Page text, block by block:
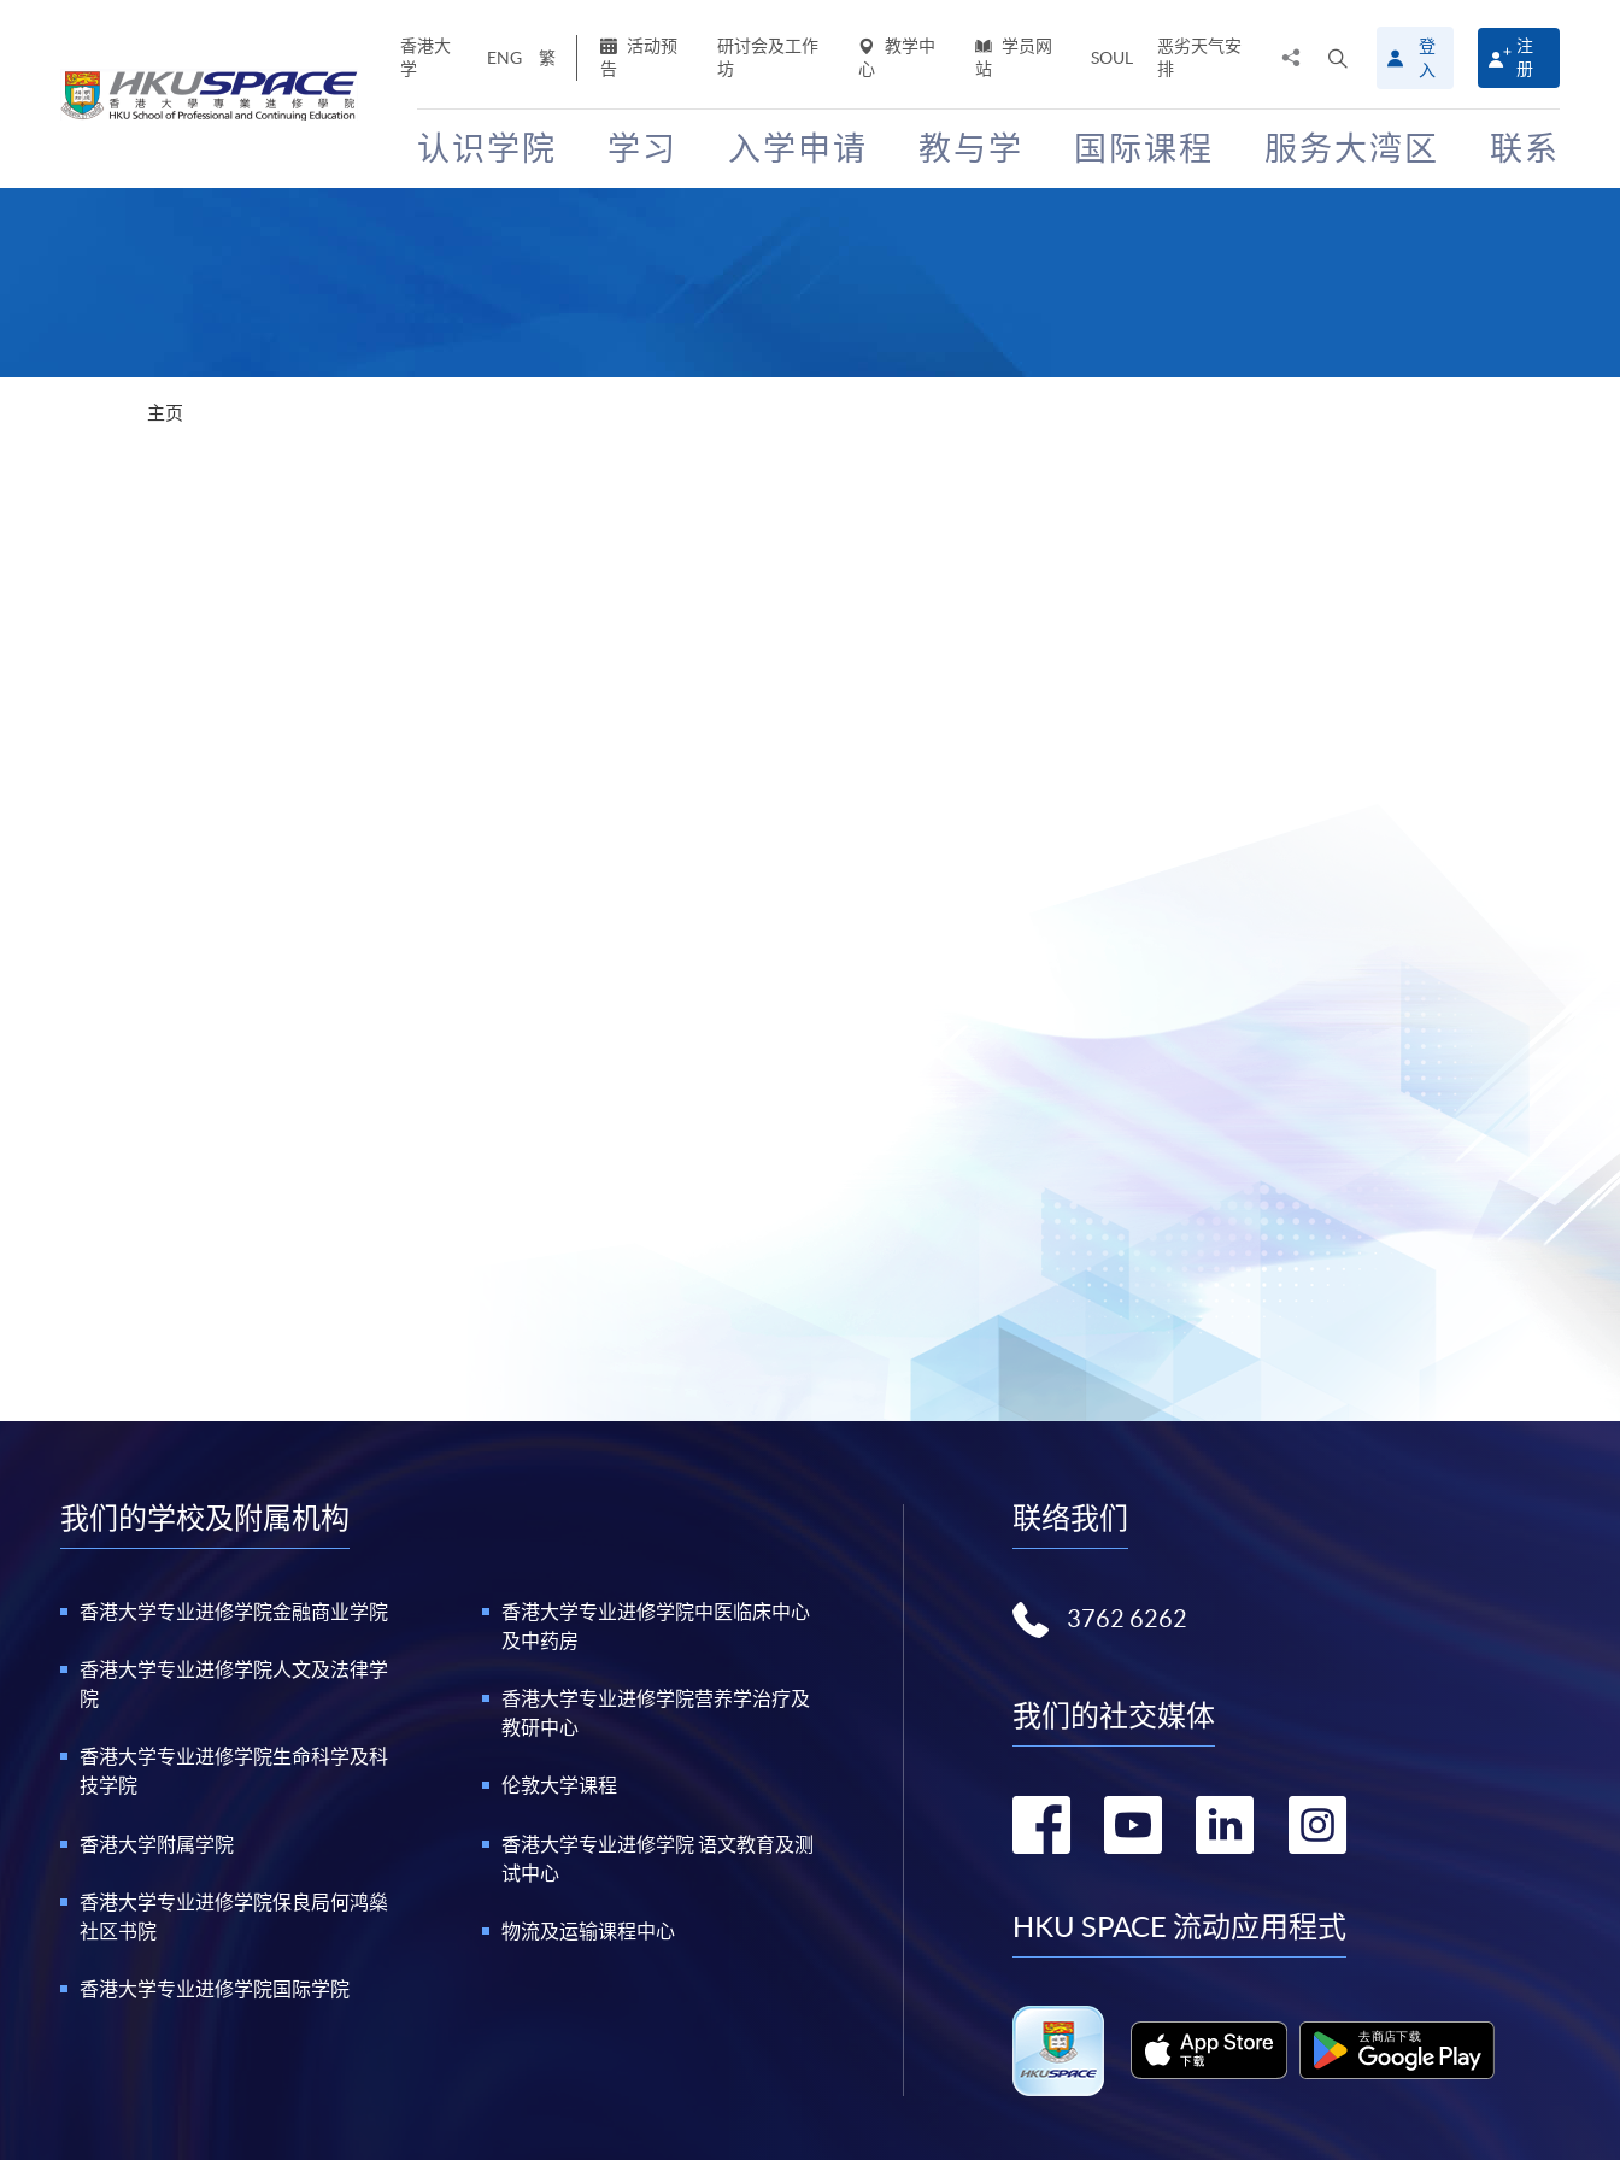
香港大
学
ENG 繁
活动预
告
研讨会及工作
坊
教学中
心
学员网
站
SOUL
恶劣天气安
排
搜
寻
介
面
登
入
注
册
认识学院 学习 入学申请 教与学 国际课程 服务大湾区 联系
主页
我们的学校及附属机构
香港大学专业进修学院金融商业学院
香港大学专业进修学院人文及法律学
院
香港大学专业进修学院生命科学及科
技学院
香港大学附属学院
香港大学专业进修学院保良局何鸿燊
社区书院
香港大学专业进修学院国际学院
香港大学专业进修学院中医临床中心
及中药房
香港大学专业进修学院营养学治疗及
教研中心
伦敦大学课程
香港大学专业进修学院 语文教育及测
试中心
物流及运输课程中心
联络我们
3762 6262
我们的社交媒体
转
facebook
转
youtube
转
linkedin
转
instagram
HKU SPACE 流动应用程式